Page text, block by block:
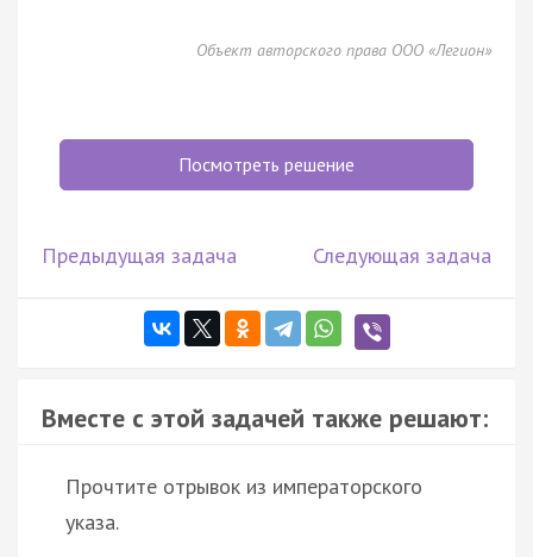
Объект авторского права ООО «Легион»
Посмотреть решение
Предыдущая задача Следующая задача
Вместе с этой задачей также решают:
Прочтите отрывок из императорского
указа.